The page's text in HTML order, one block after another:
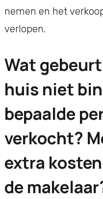
nemen en het
verlopen.
Wat
huis niet
bepaalde
verkocht?
extra
de